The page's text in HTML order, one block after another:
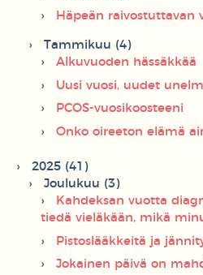
Häpeän raivostuttavan
Tammikuu (4)
Alkuvuoden hässäkkää
Uusi vuosi, uudet
PCOS-vuosikoosteeni
Onko oireeton elämä
2025 (41)
Joulukuu (3)
Kahdeksan vuotta
tiedä vieläkään, mikä
Pistoslääkkeitä ja
Jokainen päivä on